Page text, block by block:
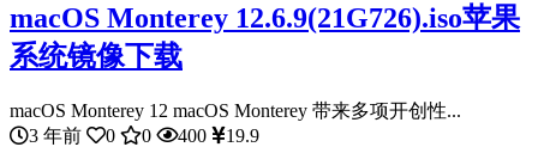
macOS Monterey 12.6.9(21G726).iso苹果
系统镜像下载
macOS Monterey 12 macOS Monterey 带来多项开创性...
3 年前
0 0 400
19.9